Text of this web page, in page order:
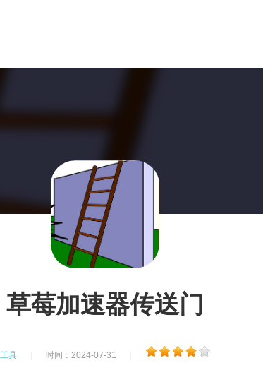
草莓加速器传送门
工具 时间：2024-07-31